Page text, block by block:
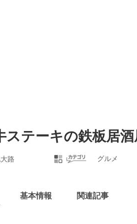
ステーキの鉄板居
路 グルメ
基本情報 関連記事